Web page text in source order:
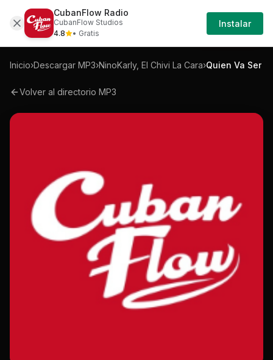
Mp3 Ninokarly-el-chivi-la-cara-quien-va-ser-
Iniciar
Sesión
Inicio›Descargar MP3›NinoKarly, El Chivi La Cara›Quien Va Ser
Volver al directorio MP3
CubanFlow Radio
CubanFlow Studios
4.8
• Gratis
Instalar